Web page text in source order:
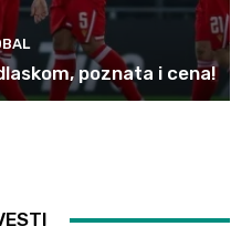
poznata i cena!